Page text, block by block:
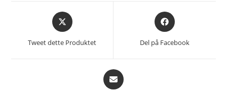
Åpnes
i
nytt
Tweet dette Produktet
Åpnes
i
et
nytt
Del på Facebook
Åpnes
i